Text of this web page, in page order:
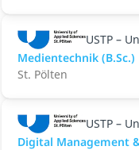
USTP –
Medientechnik (B.Sc.)
St. Pölten
USTP –
Digital Management